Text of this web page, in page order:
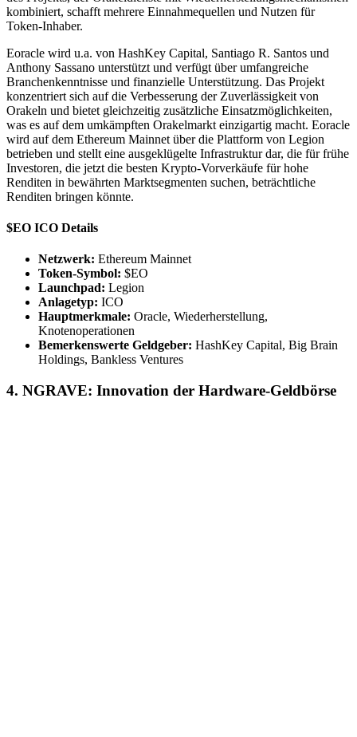
kombiniert, schafft mehrere Einnahmequellen und Nutzen für
Token-Inhaber.
Eoracle wird u.a. von HashKey Capital, Santiago R. Santos und
Anthony Sassano unterstützt und verfügt über umfangreiche
Branchenkenntnisse und finanzielle Unterstützung. Das Projekt
konzentriert sich auf die Verbesserung der Zuverlässigkeit von
Orakeln und bietet gleichzeitig zusätzliche Einsatzmöglichkeiten,
was es auf dem umkämpften Orakelmarkt einzigartig macht. Eoracle
wird auf dem Ethereum Mainnet über die Plattform von Legion
betrieben und stellt eine ausgeklügelte Infrastruktur dar, die für frühe
Investoren, die jetzt die besten Krypto-Vorverkäufe für hohe
Renditen in bewährten Marktsegmenten suchen, beträchtliche
Renditen bringen könnte.
$EO ICO Details
Netzwerk: Ethereum Mainnet
Token-Symbol: $EO
Launchpad: Legion
Anlagetyp: ICO
Hauptmerkmale: Oracle, Wiederherstellung,
Knotenoperationen
Bemerkenswerte Geldgeber: HashKey Capital, Big Brain
Holdings, Bankless Ventures
4. NGRAVE: Innovation der Hardware-Geldbörse